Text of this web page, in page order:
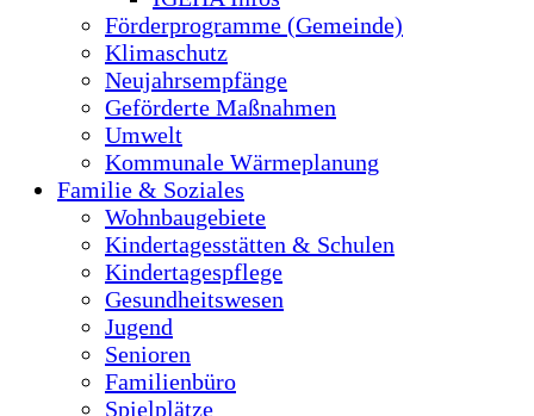
Förderprogramme (Gemeinde)
Klimaschutz
Neujahrsempfänge
Geförderte Maßnahmen
Umwelt
Kommunale Wärmeplanung
Familie & Soziales
Wohnbaugebiete
Kindertagesstätten & Schulen
Kindertagespflege
Gesundheitswesen
Jugend
Senioren
Familienbüro
Spielplätze